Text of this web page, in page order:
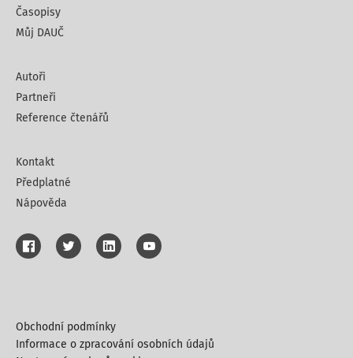
Časopisy
Můj DAUČ
Autoři
Partneři
Reference čtenářů
Kontakt
Předplatné
Nápověda
Obchodní podmínky
Informace o zpracování osobních údajů